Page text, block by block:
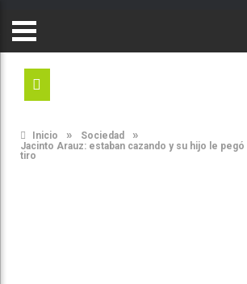
Inicio » Sociedad »
Jacinto Arauz: estaban cazando y su hijo le
tiro